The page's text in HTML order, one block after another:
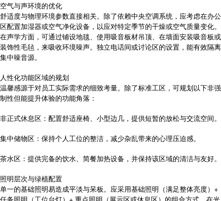
空气与声环境的优化
舒适度与物理环境参数直接相关。除了依赖中央空调系统，应考虑在办公
区配置加湿器或空气净化设备，以应对特定季节的干燥或空气质量变化。
在声学方面，可通过铺设地毯、使用吸音板材吊顶、在墙面安装吸音板或
装饰性毛毡，来吸收环境噪声。独立电话间或讨论区的设置，能有效隔离
集中噪音源。
人性化功能区域的规划
温馨感源于对员工实际需求的细致考量。除了标准工区，可规划以下非强
制性但能提升体验的功能角落：
非正式休息区：配置舒适座椅、小型边几，提供短暂的放松与交流空间。
集中储物区：保持个人工位的整洁，减少杂乱带来的心理压迫感。
茶水区：提供完备的饮水、简餐加热设备，并保持该区域的清洁与友好。
照明层次与绿植配置
单一的基础照明易造成平淡与呆板。应采用基础照明（满足整体亮度）+
任务照明（工位台灯）+ 重点照明（展示区或休息区）的组合方式。在光